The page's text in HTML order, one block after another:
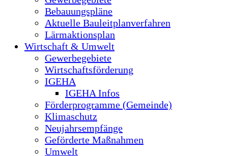
Bebauungspläne
Aktuelle Bauleitplanverfahren
Lärmaktionsplan
Wirtschaft & Umwelt
Gewerbegebiete
Wirtschaftsförderung
IGEHA
IGEHA Infos
Förderprogramme (Gemeinde)
Klimaschutz
Neujahrsempfänge
Geförderte Maßnahmen
Umwelt